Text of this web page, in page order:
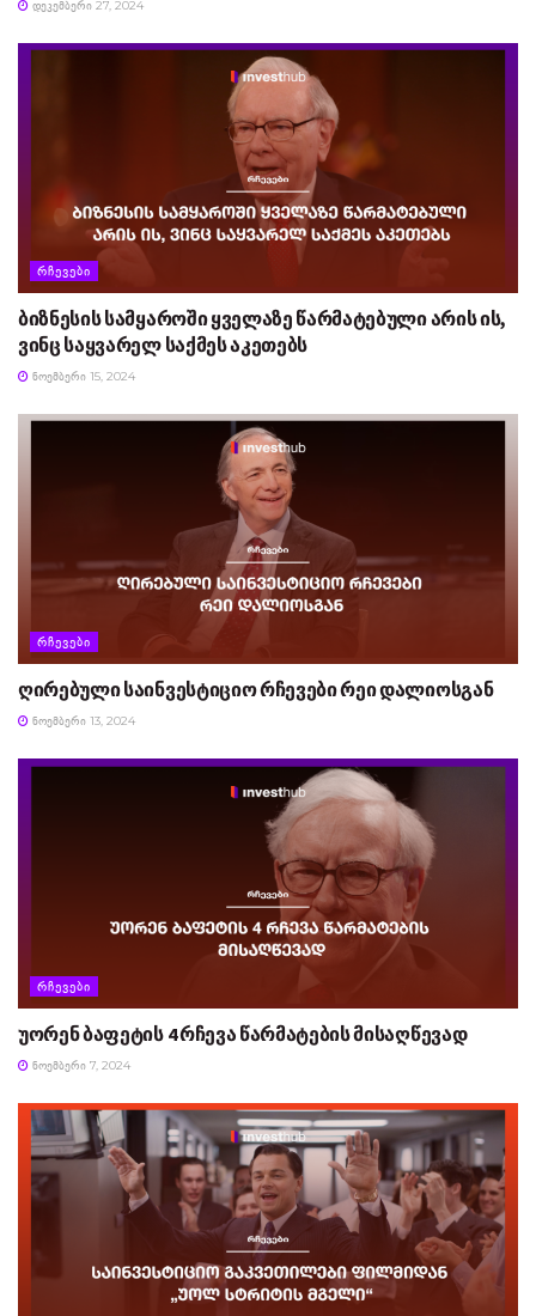
ᲓᲔᲙᲔᲛᲑᲔᲠᲘ 27, 2024
ᲠᲩᲔᲕᲔᲑᲘ
ბიზნესის სამყაროში ყველაზე წარმატებული არის ის,
ვინც საყვარელ საქმეს აკეთებს
ᲜᲝᲔᲛᲑᲔᲠᲘ 15, 2024
ᲠᲩᲔᲕᲔᲑᲘ
ღირებული საინვესტიციო რჩევები რეი დალიოსგან
ᲜᲝᲔᲛᲑᲔᲠᲘ 13, 2024
ᲠᲩᲔᲕᲔᲑᲘ
უორენ ბაფეტის 4 რჩევა წარმატების მისაღწევად
ᲜᲝᲔᲛᲑᲔᲠᲘ 7, 2024